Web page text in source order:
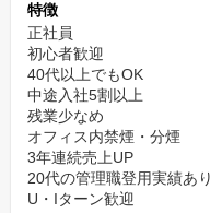
特徴
正社員
初心者歓迎
40代以上でもOK
中途入社5割以上
残業少なめ
オフィス内禁煙・分煙
3年連続売上UP
20代の管理職登用実績あり
U・Iターン歓迎